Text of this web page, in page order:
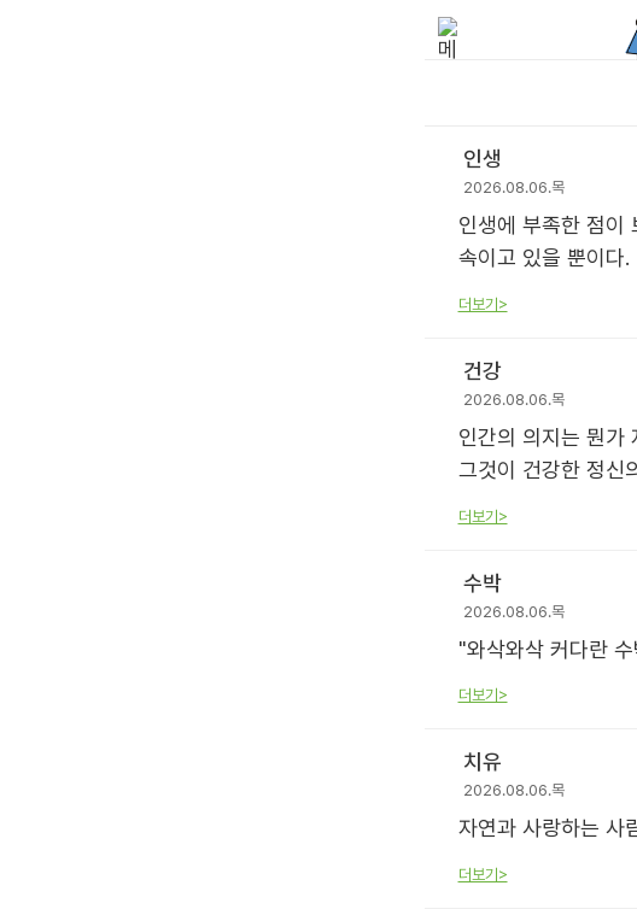
인생
2026.08.06.목
인생에 부족한 점이
속이고 있을 뿐이다.
더보기>
건강
2026.08.06.목
인간의 의지는 뭔가
그것이 건강한 정신
더보기>
수박
2026.08.06.목
"와삭와삭 커다란
더보기>
치유
2026.08.06.목
자연과 사랑하는 사
더보기>